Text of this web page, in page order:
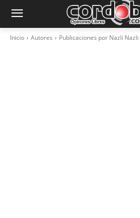
Inicio Autores Publicaciones por Nazli Nazli